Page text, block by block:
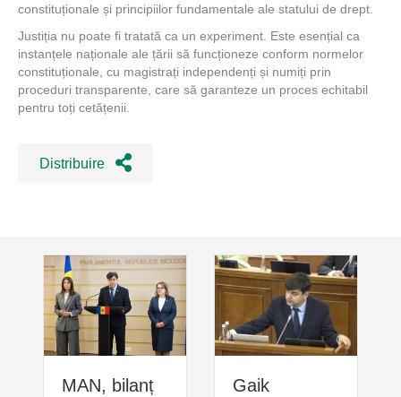
constituționale și principiilor fundamentale ale statului de drept.
Justiția nu poate fi tratată ca un experiment. Este esențial ca
instanțele naționale ale țării să funcționeze conform normelor
constituționale, cu magistrați independenți și numiți prin
proceduri transparente, care să garanteze un proces echitabil
pentru toți cetățenii.
Distribuire
MAN, bilanț
Gaik